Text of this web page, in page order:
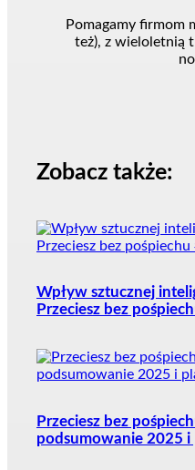
Pomagamy firmom
też), z wieloletnią
Zobacz także:
Wpływ sztucznej
Przeciesz bez
Przeciesz bez
podsumowanie 2025 i